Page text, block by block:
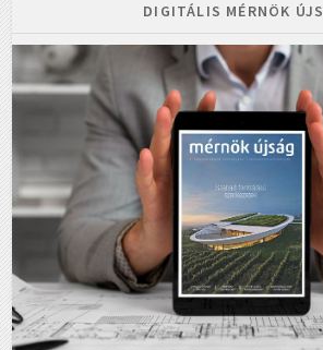
DIGITÁLIS MÉRNÖK